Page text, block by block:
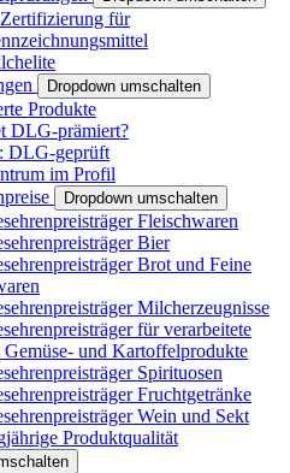
für
Dropdown umschalten
Produkte
DLG-prämiert?
DLG-geprüft
im Profil
Dropdown umschalten
Fleischwaren
Bier
Brot und Feine
Milcherzeugnisse
für verarbeitete
Gemüse- und Kartoffelprodukte
Spirituosen
Fruchtgetränke
Wein und Sekt
Produktqualität